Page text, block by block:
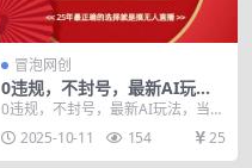
冒泡网创
0违规，不封号，最新AI玩
法，当天秒见收益，可矩阵，
最稳定的项目，没有之一【揭
秘】
0违规，不封号，最新AI玩法，当天
秒见收益，可矩阵，最稳定的项
目，没有之一【揭秘...
2025-10-11 154 25